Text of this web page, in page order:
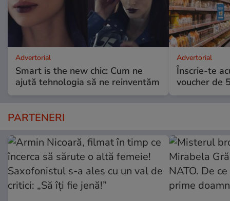
Advertorial
Smart is the new chic: Cum ne
ajută tehnologia să ne reinventăm
Advertorial
Înscrie-te
voucher de
PARTENERI